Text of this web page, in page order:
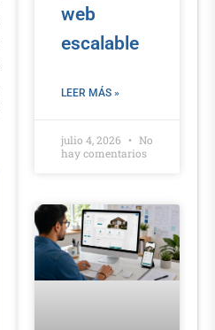
web
escalable
LEER MÁS »
julio 4, 2026
No
hay comentarios